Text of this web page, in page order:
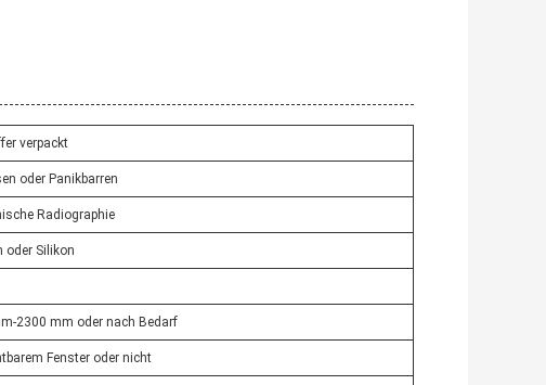
verpackt
oder Panikbarren
Radiographie
oder Silikon
2300 mm oder nach Bedarf
Fenster oder nicht